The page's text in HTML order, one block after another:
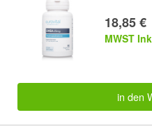
18,85 €
MWST
in den